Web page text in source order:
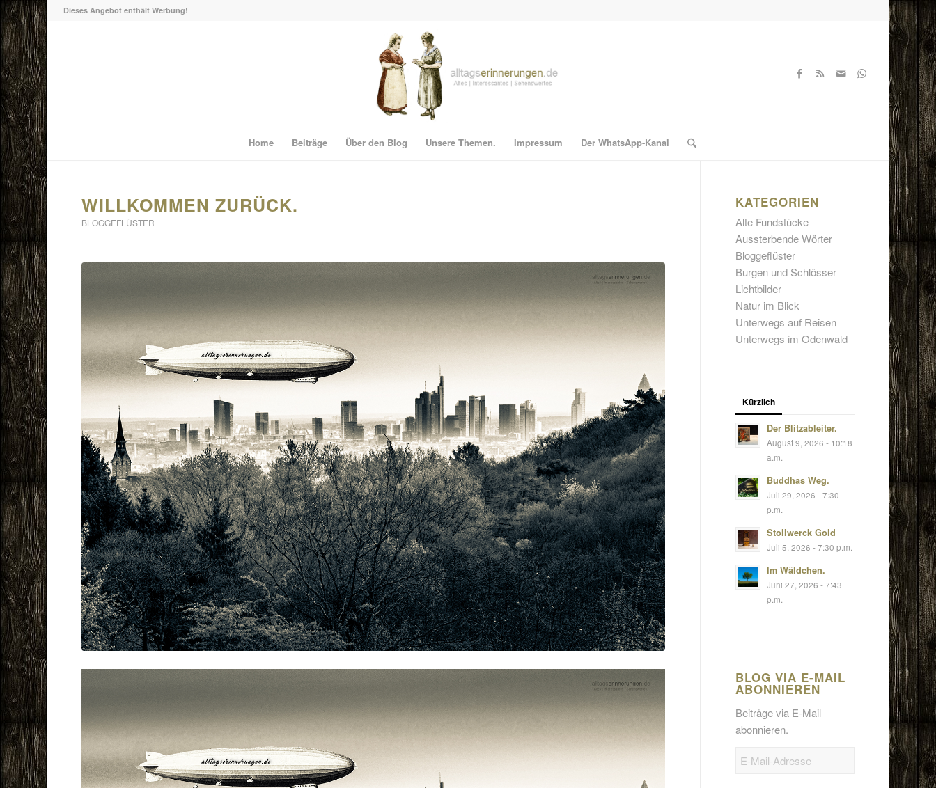
Dieses Angebot enthält Werbung!
Home Beiträge Über den Blog Unsere Themen. Impressum Der WhatsApp-Kanal
WILLKOMMEN ZURÜCK.
BLOGGEFLÜSTER
KATEGORIEN
Alte Fundstücke
Aussterbende Wörter
Bloggeflüster
Burgen und Schlösser
Lichtbilder
Natur im Blick
Unterwegs auf Reisen
Unterwegs im Odenwald
Kürzlich
Der Blitzableiter.
August 9, 2026 - 10:18
a.m.
Buddhas Weg.
Juli 29, 2026 - 7:30
p.m.
Stollwerck Gold
Juli 5, 2026 - 7:30 p.m.
Im Wäldchen.
Juni 27, 2026 - 7:43
p.m.
BLOG VIA E-MAIL
ABONNIEREN
Beiträge via E-Mail
abonnieren.
E-